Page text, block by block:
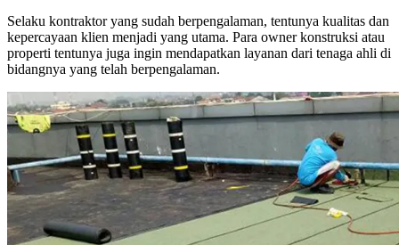
Selaku kontraktor yang sudah berpengalaman, tentunya kualitas dan
kepercayaan klien menjadi yang utama. Para owner konstruksi atau
properti tentunya juga ingin mendapatkan layanan dari tenaga ahli di
bidangnya yang telah berpengalaman.